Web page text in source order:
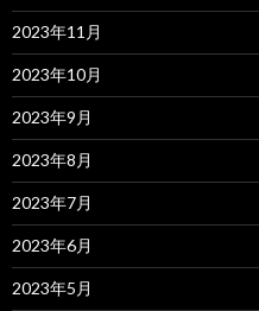
2023年11月
2023年10月
2023年9月
2023年8月
2023年7月
2023年6月
2023年5月